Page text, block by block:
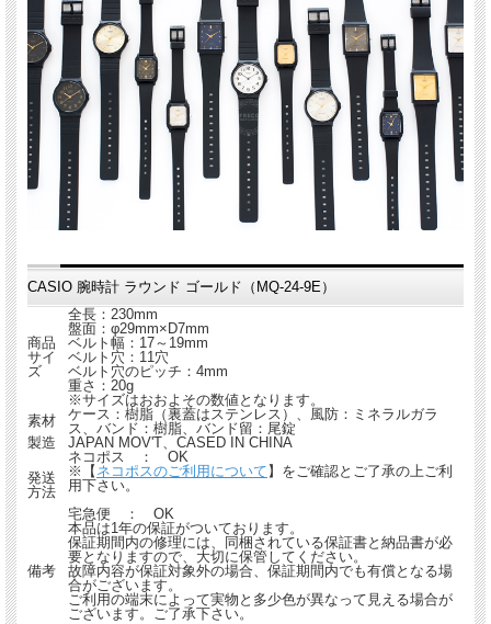
CASIO 腕時計 ラウンド ゴールド（MQ-24-9E）
商品
サイ
ズ
全長：230mm
盤面：φ29mm×D7mm
ベルト幅：17～19mm
ベルト穴：11穴
ベルト穴のピッチ：4mm
重さ：20g
※サイズはおおよその数値となります。
素材
ケース：樹脂（裏蓋はステンレス）、風防：ミネラルガラ
ス、バンド：樹脂、バンド留：尾錠
製造
JAPAN MOV'T、CASED IN CHINA
発送
方法
ネコポス ： OK
※【 ネコポスのご利用について 】をご確認とご了承の上ご利
用下さい。
宅急便 ： OK
備考
本品は1年の保証がついております。
保証期間内の修理には、同梱されている保証書と納品書が必
要となりますので、大切に保管してください。
故障内容が保証対象外の場合、保証期間内でも有償となる場
合がございます。
ご利用の端末によって実物と多少色が異なって見える場合が
ございます。ご了承下さい。